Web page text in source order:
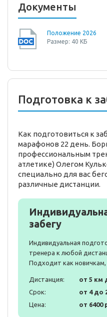
Документы
Положение 2026
Размер: 40 КБ
Подготовка к
Как подготовиться к
марафонов 22 день.
профессиональным
атлетике) Олегом
специально для вас
различные дистанции.
забегу
Индивидуальная
тренера к любой
Подходит как
Дистанция:
от 5 км
Срок:
от 4 до
Цена:
от 6400